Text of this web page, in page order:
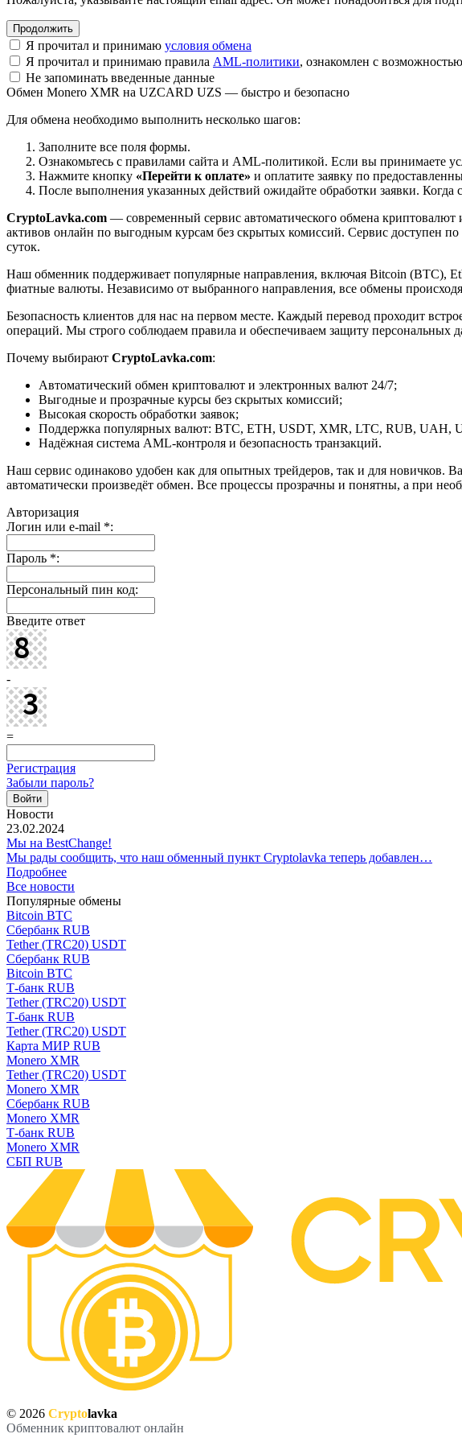
Я прочитал и принимаю условия обмена
Я прочитал и принимаю правила AML-политики, ознакомлен с возможностью
Не запоминать введенные данные
Обмен Monero XMR на UZCARD UZS — быстро и безопасно
Для обмена необходимо выполнить несколько шагов:
Заполните все поля формы.
Ознакомьтесь с правилами сайта и AML-политикой. Если вы принимаете
Нажмите кнопку «Перейти к оплате» и оплатите заявку по
После выполнения указанных действий ожидайте обработки заявки. Когда
CryptoLavka.com — современный сервис автоматического обмена
активов онлайн по выгодным курсам без скрытых комиссий. Сервис доступен
суток.
Наш обменник поддерживает популярные направления, включая Bitcoin (BTC),
фиатные валюты. Независимо от выбранного направления, все обмены
Безопасность клиентов для нас на первом месте. Каждый перевод проходит
операций. Мы строго соблюдаем правила и обеспечиваем защиту персональных
Почему выбирают CryptoLavka.com:
Автоматический обмен криптовалют и электронных валют 24/7;
Выгодные и прозрачные курсы без скрытых комиссий;
Высокая скорость обработки заявок;
Поддержка популярных валют: BTC, ETH, USDT, XMR, LTC, RUB, UAH,
Надёжная система AML-контроля и безопасность транзакций.
Наш сервис одинаково удобен как для опытных трейдеров, так и для новичков.
автоматически произведёт обмен. Все процессы прозрачны и понятны, а при
Авторизация
Логин или e-mail *:
Пароль *:
Персональный пин код:
Введите ответ
-
=
Регистрация
Забыли пароль?
Новости
23.02.2024
Мы на BestChange!
Мы рады сообщить, что наш обменный пункт Cryptolavka теперь добавлен…
Подробнее
Все новости
Популярные обмены
Bitcoin BTC
Сбербанк RUB
Tether (TRC20) USDT
Сбербанк RUB
Bitcoin BTC
Т-банк RUB
Tether (TRC20) USDT
Т-банк RUB
Tether (TRC20) USDT
Карта МИР RUB
Monero XMR
Tether (TRC20) USDT
Monero XMR
Сбербанк RUB
Monero XMR
Т-банк RUB
Monero XMR
СБП RUB
© 2026 Cryptolavka
Обменник криптовалют онлайн